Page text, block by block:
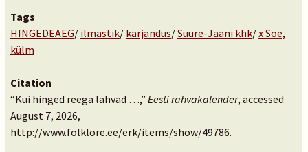
Tags
HINGEDEAEG/ ilmastik/ karjandus/Suure-Jaani khk/x Soe,
külm
Citation
“Kui hinged reega lähvad …,” Eesti rahvakalender, accessed
August 7, 2026,
http://www.folklore.ee/erk/items/show/49786.